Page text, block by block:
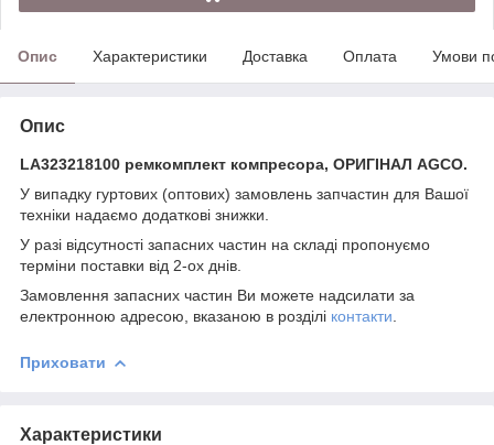
Опис Характеристики Доставка Оплата Умови
Опис
LA323218100 ремкомплект компресора, ОРИГІНАЛ AGCO.
У випадку гуртових (оптових) замовлень запчастин для Вашої
техніки надаємо додаткові знижки.
У разі відсутності запасних частин на складі пропонуємо
терміни поставки від 2-ох днів.
Замовлення запасних частин Ви можете надсилати за
електронною адресою, вказаною в розділі контакти
Приховати
Характеристики